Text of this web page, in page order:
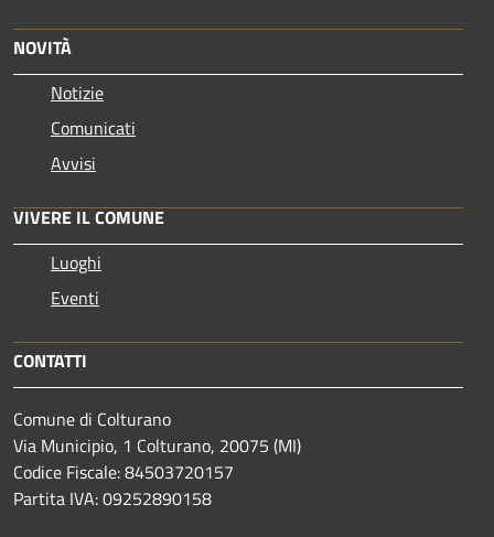
NOVITÀ
Notizie
Comunicati
Avvisi
VIVERE IL COMUNE
Luoghi
Eventi
CONTATTI
Comune di Colturano
Via Municipio, 1 Colturano, 20075 (MI)
Codice Fiscale: 84503720157
Partita IVA: 09252890158